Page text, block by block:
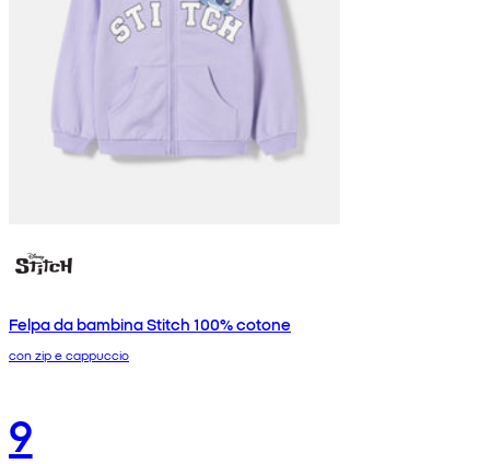
Felpa da bambina Stitch 100% cotone
con zip e cappuccio
9